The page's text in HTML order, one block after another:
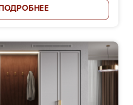
ПОДРОБНЕЕ